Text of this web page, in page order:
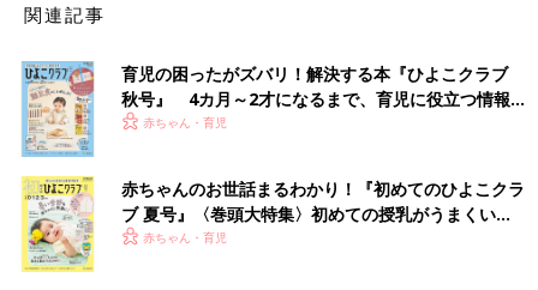
関連記事
育児の困ったがズバリ！解決する本『ひよこクラブ
秋号』 4カ月～2才になるまで、育児に役立つ情報が
いっぱい！
赤ちゃん・育児
赤ちゃんのお世話まるわかり！『初めてのひよこクラ
ブ 夏号』〈巻頭大特集〉初めての授乳がうまくい
く！ おっぱい・ミルクの基本と夏のトラブル 解決テ
赤ちゃん・育児